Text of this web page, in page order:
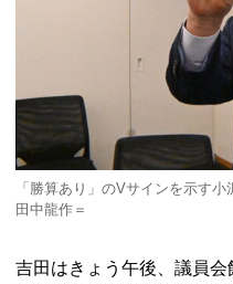
「勝算あり」のVサインを示す
田中龍作＝
吉田はきょう午後、議員